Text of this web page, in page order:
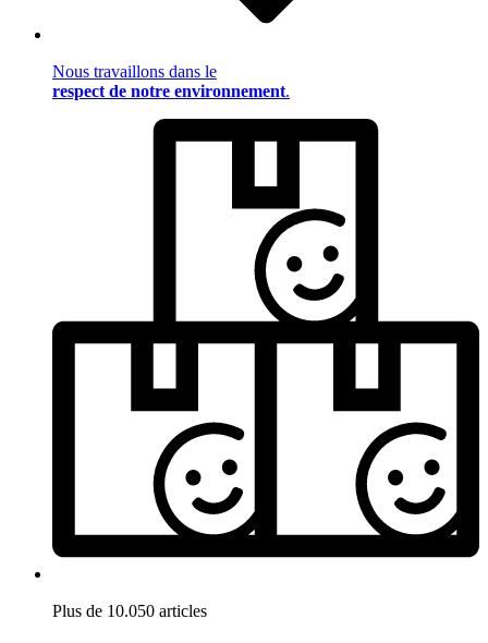
Nous travaillons dans le
respect de notre environnement.
Plus de 10.050 articles